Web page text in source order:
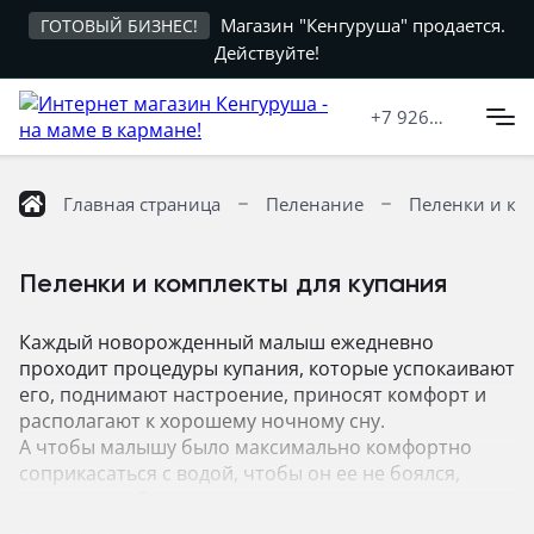
ГОТОВЫЙ БИЗНЕС!
Магазин "Кенгуруша" продается.
Действуйте!
+7 926
Главная страница Пеленание Пеленки и
Пеленки и комплекты для купания
Каждый новорожденный малыш ежедневно
проходит процедуры купания, которые успокаивают
его, поднимают настроение, приносят комфорт и
располагают к хорошему ночному сну.
А чтобы малышу было максимально комфортно
соприкасаться с водой, чтобы он ее не боялся,